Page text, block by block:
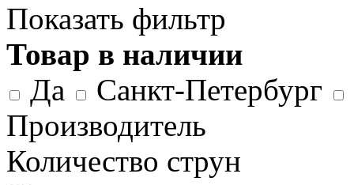
Показать фильтр
Товар в наличии
Да
Санкт-Петербург
Производитель
Количество струн